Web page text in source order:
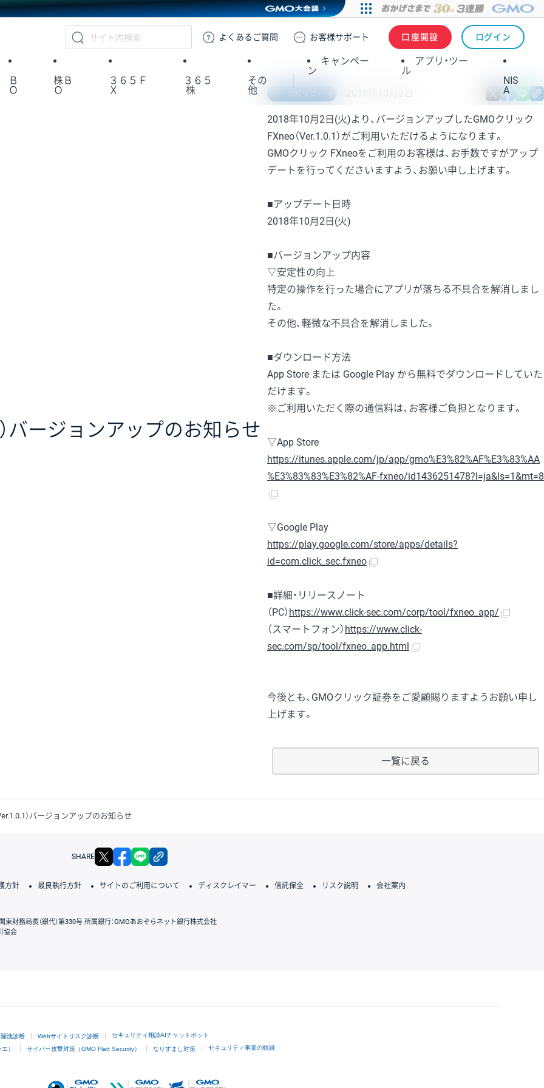
GMOクリック証券
よくある ご質問 お客様サポート 口座開設 ログイン
Ｂ
Ｏ
株Ｂ
Ｏ
３６５Ｆ
Ｘ
３６５
株
その
他
キャンペー
ン
アプリ・ツー
ル
NIS
A
バージョンアップのお知らせ
X
2018年10月2日(火)より、バージョンアップしたGMOクリック
FXneo（Ver.1.0.1）がご利用いただけるようになります。
GMOクリック FXneoをご利用のお客様は、お手数ですがアップ
デートを行ってくださいますよう、お願い申し上げます。
■アップデート日時
2018年10月2日(火)
■バージョンアップ内容
▽安定性の向上
特定の操作を行った場合にアプリが落ちる不具合を解消しまし
た。
その他、軽微な不具合を解消しました。
■ダウンロード方法
App Store または Google Play から無料でダウンロードしていた
だけます。
※ご利用いただく際の通信料は、お客様ご負担となります。
▽App Store
https://itunes.apple.com/jp/app/gmo%E3%82%AF%E3%83%AA
%E3%83%83%E3%82%AF-fxneo/id1436251478?l=ja&ls=1&mt=8
▽Google Play
https://play.google.com/store/apps/details?
id=com.click_sec.fxneo
■詳細・リリースノート
（PC） https://www.click-sec.com/corp/tool/fxneo_app/
（スマートフォン） https://www.click-
sec.com/sp/tool/fxneo_app.html
今後とも、GMOクリック証券をご愛顧賜りますようお願い申し
上げます。
一覧に戻る
）バージョンアップのお知らせ
SHARE X facebook
方針 最良執行方針 サイトのご利用について ディスクレイマー 信託保全 リスク説明 会社案内
財務局長（銀代）第330号 所属銀行：GMOあおぞらネット銀行株式会社
協会
洩診断 Webサイトリスク診断 セキュリティ相談AIチャットボット
） サイバー攻撃対策（GMO Flatt Security） なりすまし対策 セキュリティ事業の軌跡